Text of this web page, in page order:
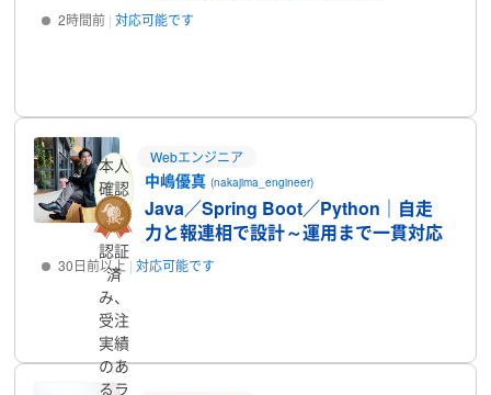
2時間前 対応可能です
本人
確認
済み
Webエンジニア
中嶋優真(nakajima_engineer)
Java／Spring Boot／Python｜自走
力と報連相で設計～運用まで一貫対応
30日前以上 対応可能です
認証
済
み、
受注
実績
のあ
るラ